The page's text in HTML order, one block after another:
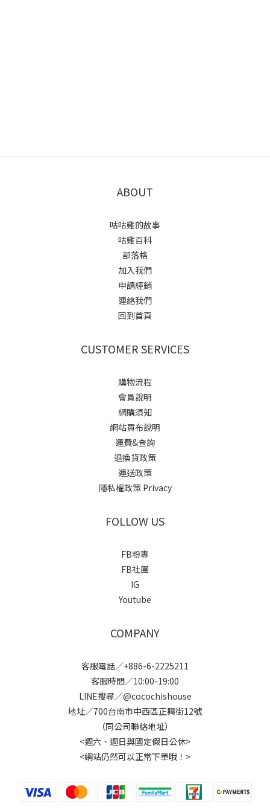
ABOUT
咕咕雞的故事
咕雞百科
部落格
加入我們
申請經銷
連絡我們
回到首頁
CUSTOMER SERVICES
購物流程
會員說明
網購須知
網站買布說明
運費&查詢
退換貨政策
運送政策
隱私權政策 Privacy
FOLLOW US
FB粉專
FB社團
IG
Youtube
COMPANY
客服電話／+886-6-2225211
客服時間／10:00-19:00
LINE搜尋／@cocochishouse
地址／700台南市中西區正興街12號
（同公司聯絡地址）
<週六、週日與國定假日公休>
<網站仍然可以正常下單哦！>